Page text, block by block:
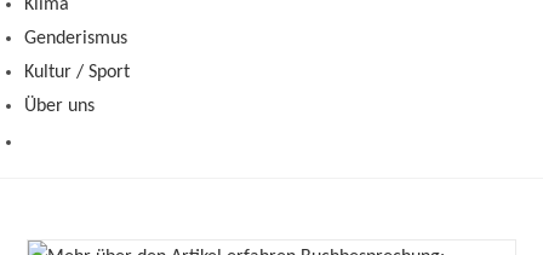
Klima
Genderismus
Kultur / Sport
Über uns